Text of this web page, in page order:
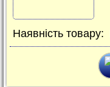
Наявність товару: